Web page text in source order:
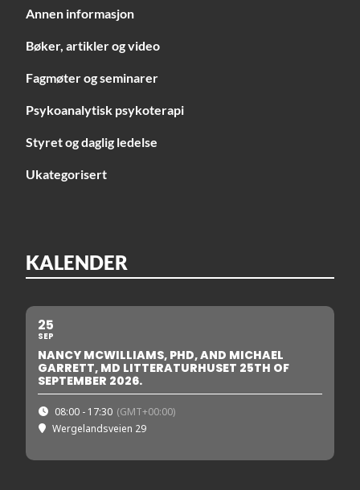
Annen informasjon
Bøker, artikler og video
Fagmøter og seminarer
Psykoanalytisk psykoterapi
Styret og daglig ledelse
Ukategorisert
KALENDER
25
SEP
NANCY MCWILLIAMS, PHD, AND MICHAEL
GARRETT, MD LITTERATURHUSET 25TH OF
SEPTEMBER 2026.
08:00 - 17:30 (GMT+00:00)
Wergelandsveien 29